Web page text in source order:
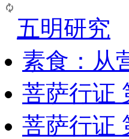
五明研究
素食：从
菩萨行证
菩萨行证